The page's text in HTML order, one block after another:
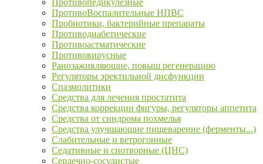
Противопедикулезные
ПротивоВоспалительные НПВС
Пробиотики, бактерийные препараты
Противодиабетические
Противоастматические
Противовирусные
Ранозаживляющие, повыш регенерацию
Регуляторы эректильной дисфункции
Спазмолитики
Средства для лечения простатита
Средства коррекции фигуры, регуляторы аппетита
Средства от синдрома похмелья
Средства улучшающие пищеварение (ферменты...)
Слабительные и ветрогонные
Седативные и снотворные (ЦНС)
Сердечно-сосудистые